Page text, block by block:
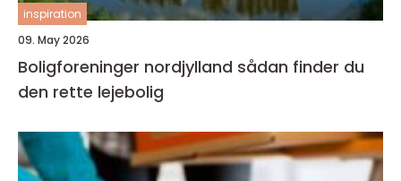
inspiration
09. May 2026
Boligforeninger nordjylland sådan finder du
den rette lejebolig